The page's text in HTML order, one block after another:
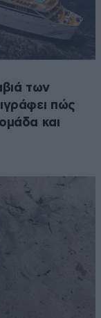
των
πώς
και